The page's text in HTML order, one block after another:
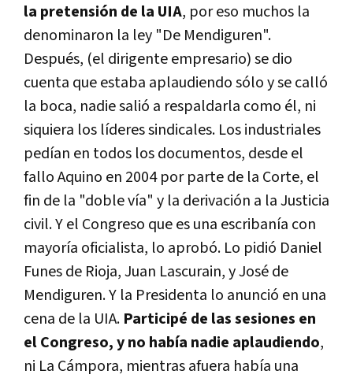
la pretensión de la UIA, por eso muchos la
denominaron la ley "De Mendiguren".
Después, (el dirigente empresario) se dio
cuenta que estaba aplaudiendo sólo y se calló
la boca, nadie salió a respaldarla como él, ni
siquiera los líderes sindicales. Los industriales
pedían en todos los documentos, desde el
fallo Aquino en 2004 por parte de la Corte, el
fin de la "doble vía" y la derivación a la Justicia
civil. Y el Congreso que es una escribanía con
mayoría oficialista, lo aprobó. Lo pidió Daniel
Funes de Rioja, Juan Lascurain, y José de
Mendiguren. Y la Presidenta lo anunció en una
cena de la UIA. Participé de las sesiones en
el Congreso, y no había nadie aplaudiendo,
ni La Cámpora, mientras afuera había una